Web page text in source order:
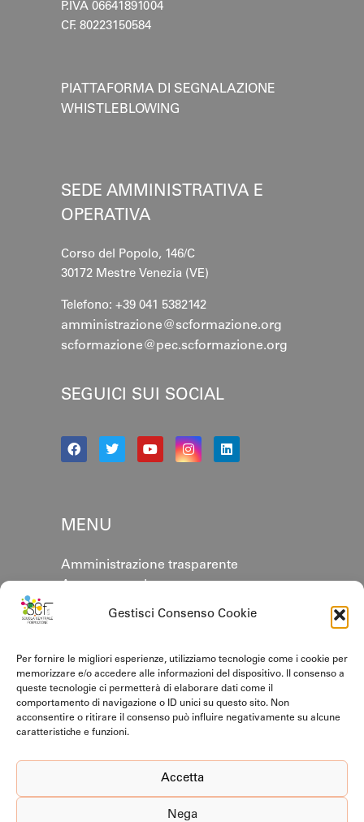
Gestisci Consenso Cookie
Per fornire le migliori esperienze, utilizziamo tecnologie come i cookie per
memorizzare e/o accedere alle informazioni del dispositivo. Il consenso a
queste tecnologie ci permetterà di elaborare dati come il
comportamento di navigazione o ID unici su questo sito. Non
acconsentire o ritirare il consenso può influire negativamente su alcune
caratteristiche e funzioni.
Accetta
Nega
P.IVA 06641891004
CF. 80223150584
PIATTAFORMA DI SEGNALAZIONE
WHISTLEBLOWING
SEDE AMMINISTRATIVA E
OPERATIVA
Corso del Popolo, 146/C
30172 Mestre Venezia (VE)
Telefono: +39 041 5382142
amministrazione@scformazione.org
scformazione@pec.scformazione.org
SEGUICI SUI SOCIAL
MENU
Amministrazione trasparente
Annuario
Privacy Policy
CERTIFICAZIONI